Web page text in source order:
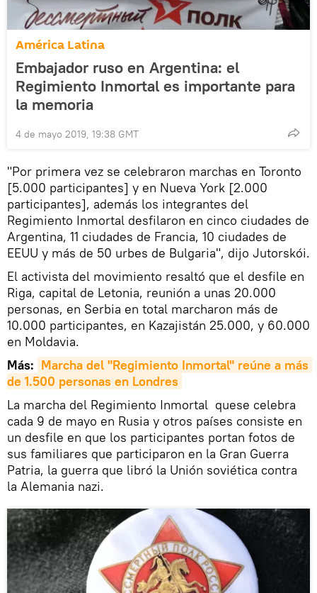
América Latina
Embajador ruso en Argentina: el
Regimiento Inmortal es importante para
la memoria
4 de mayo 2019, 19:38 GMT
"Por primera vez se celebraron marchas en Toronto
[5.000 participantes] y en Nueva York [2.000
participantes], además los integrantes del
Regimiento Inmortal desfilaron en cinco ciudades de
Argentina, 11 ciudades de Francia, 10 ciudades de
EEUU y más de 50 urbes de Bulgaria", dijo Jutorskói.
El activista del movimiento resaltó que el desfile en
Riga, capital de Letonia, reunión a unas 20.000
personas, en Serbia en total marcharon más de
10.000 participantes, en Kazajistán 25.000, y 60.000
en Moldavia.
Más: Marcha del "Regimiento Inmortal" reúne a más
de 1.500 personas en Londres
La marcha del Regimiento Inmortal quese celebra
cada 9 de mayo en Rusia y otros países consiste en
un desfile en que los participantes portan fotos de
sus familiares que participaron en la Gran Guerra
Patria, la guerra que libró la Unión soviética contra
la Alemania nazi.